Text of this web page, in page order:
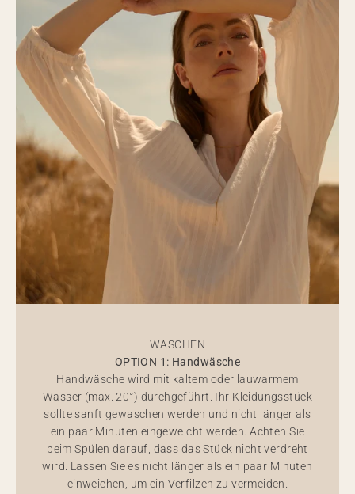
WASCHEN
OPTION 1: Handwäsche
Handwäsche wird mit kaltem oder lauwarmem
Wasser (max. 20°) durchgeführt. Ihr Kleidungsstück
sollte sanft gewaschen werden und nicht länger als
ein paar Minuten eingeweicht werden. Achten Sie
beim Spülen darauf, dass das Stück nicht verdreht
wird. Lassen Sie es nicht länger als ein paar Minuten
einweichen, um ein Verfilzen zu vermeiden.